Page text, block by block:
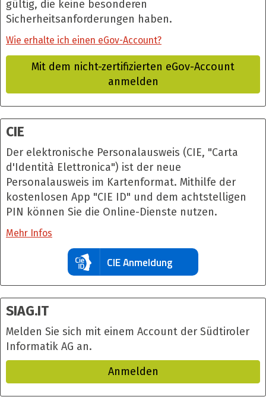
gültig, die keine besonderen
Sicherheitsanforderungen haben.
Wie erhalte ich einen eGov-Account?
Mit dem nicht-zertifizierten eGov-Account
anmelden
CIE
Der elektronische Personalausweis (CIE, "Carta
d'Identità Elettronica") ist der neue
Personalausweis im Kartenformat. Mithilfe der
kostenlosen App "CIE ID" und dem achtstelligen
PIN können Sie die Online-Dienste nutzen.
Mehr Infos
CIE Anmeldung
SIAG.IT
Melden Sie sich mit einem Account der Südtiroler
Informatik AG an.
Anmelden